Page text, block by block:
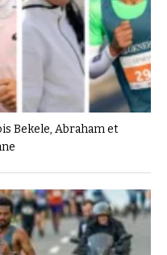
Bekele, Abraham et